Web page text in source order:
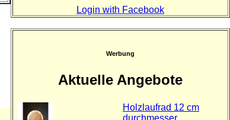
Login with Facebook
Werbung
Aktuelle Angebote
Holzlaufrad 12 cm
durchmesser